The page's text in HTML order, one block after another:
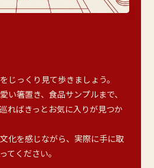
じっくり見て歩きましょう。
い箸置き、食品サンプルまで、
ればきっとお気に入りが見つか
化を感じながら、実際に手に取
てください。